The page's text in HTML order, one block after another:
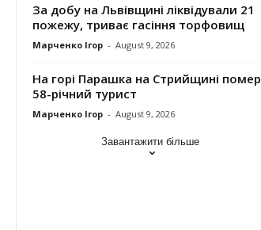
За добу на Львівщині ліквідували 21
пожежу, триває гасіння торфовищ
Марченко Ігор - August 9, 2026
На горі Парашка на Стрийщині помер
58-річний турист
Марченко Ігор - August 9, 2026
Завантажити більше